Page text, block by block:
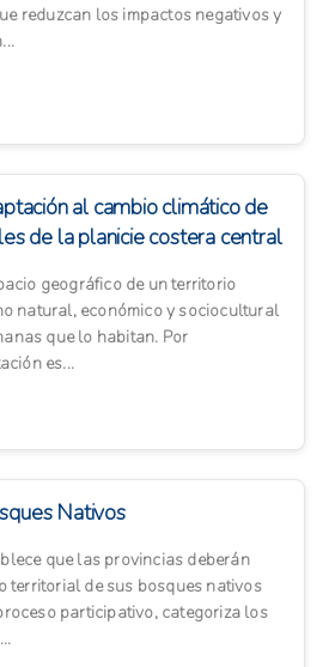
reduzcan los impactos negativos y
al cambio climático de
de la planicie costera central
geográfico de un territorio
natural, económico y sociocultural
que lo habitan. Por
es...
Nativos
que las provincias deberán
territorial de sus bosques nativos
participativo, categoriza los